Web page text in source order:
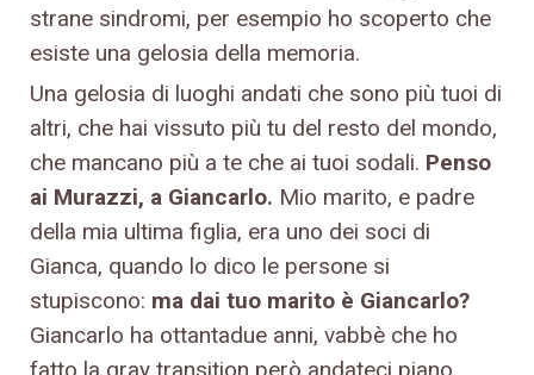
strane sindromi, per esempio ho scoperto che
esiste una gelosia della memoria.
Una gelosia di luoghi andati che sono più tuoi di
altri, che hai vissuto più tu del resto del mondo,
che mancano più a te che ai tuoi sodali. Penso
ai Murazzi, a Giancarlo. Mio marito, e padre
della mia ultima figlia, era uno dei soci di
Gianca, quando lo dico le persone si
stupiscono: ma dai tuo marito è Giancarlo?
Giancarlo ha ottantadue anni, vabbè che ho